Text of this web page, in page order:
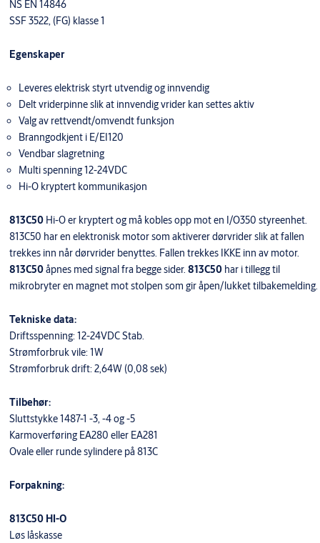
NS EN 14846
SSF 3522, (FG) klasse 1
Egenskaper
Leveres elektrisk styrt utvendig og innvendig
Delt vriderpinne slik at innvendig vrider kan settes aktiv
Valg av rettvendt/omvendt funksjon
Branngodkjent i E/EI120
Vendbar slagretning
Multi spenning 12-24VDC
Hi-O kryptert kommunikasjon
813C50Hi-O er kryptert og må kobles opp mot en I/O350 styreenhet.
813C50 har en elektronisk motor som aktiverer dørvrider slik at fallen
trekkes inn når dørvrider benyttes. Fallen trekkes IKKE inn av motor.
813C50åpnes med signal fra begge sider. 813C50har i tillegg til
mikrobryter en magnet mot stolpen som gir åpen/lukket tilbakemelding.
Tekniske data:
Driftsspenning: 12-24VDC Stab.
Strømforbruk vile: 1W
Strømforbruk drift: 2,64W (0,08 sek)
Tilbehør:
Sluttstykke 1487-1 -3, -4 og -5
Karmoverføring EA280 eller EA281
Ovale eller runde sylindere på 813C
Forpakning:
813C50 HI-O
Løs låskasse